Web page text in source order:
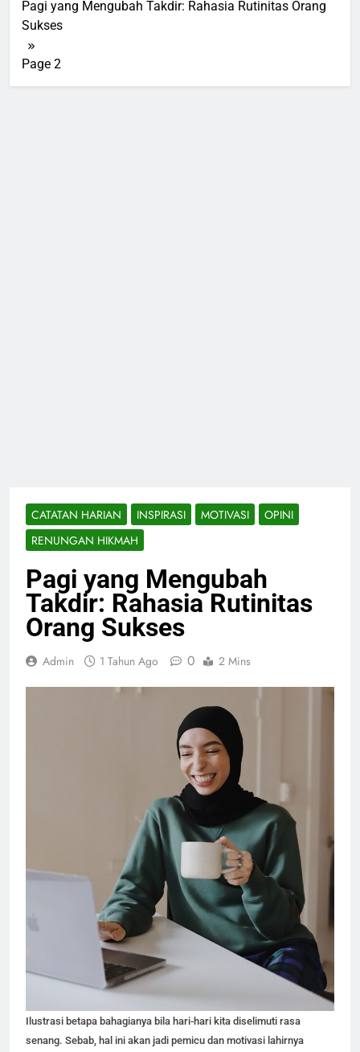
Pagi yang Mengubah Takdir: Rahasia Rutinitas Orang
Sukses
Page 2
CATATAN HARIAN INSPIRASI MOTIVASI
OPINI
RENUNGAN HIKMAH
Pagi yang Mengubah
Takdir: Rahasia Rutinitas
Orang Sukses
Admin 1 Tahun Ago 0 2 Mins
Ilustrasi betapa bahagianya bila hari-hari kita diselimuti rasa
senang. Sebab, hal ini akan jadi pemicu dan motivasi lahirnya